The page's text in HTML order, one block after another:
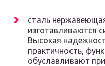
сталь
изготавливаются
Высокая
практичность,
обуславливают